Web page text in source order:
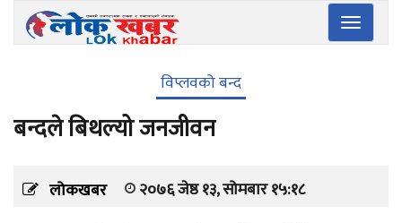
Toggle
विप्लवको बन्द
बन्दले बिथल्यो जनजीवन
लोकखबर २०७६ जेष्ठ १३, सोमबार १५:१८